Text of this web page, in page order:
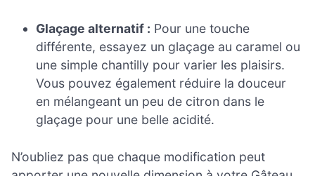
Glaçage alternatif : Pour une touche
différente, essayez un glaçage au caramel ou
une simple chantilly pour varier les plaisirs.
Vous pouvez également réduire la douceur
en mélangeant un peu de citron dans le
glaçage pour une belle acidité.
N’oubliez pas que chaque modification peut